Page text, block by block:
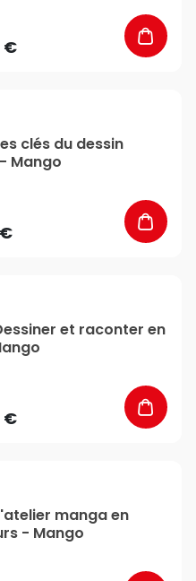
€
clés du dessin
Mango
et raconter en
€
manga en
- Mango